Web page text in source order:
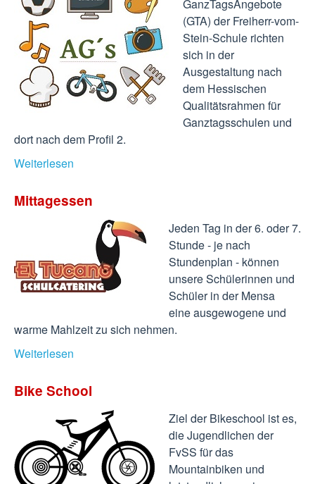
GanzTagsAngebote
(GTA) der Freiherr-vom-
Stein-Schule richten
sich in der
Ausgestaltung nach
dem Hessischen
Qualitätsrahmen für
Ganztagsschulen und
dort nach dem Profil 2.
Weiterlesen
Mittagessen
Jeden Tag in der 6. oder 7.
Stunde - je nach
Stundenplan - können
unsere Schülerinnen und
Schüler in der Mensa
eine ausgewogene und
warme Mahlzeit zu sich nehmen.
Weiterlesen
Bike School
Ziel der Bikeschool ist es,
die Jugendlichen der
FvSS für das
Mountainbiken und